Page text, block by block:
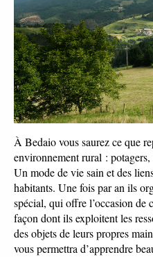
À Bedaio vous saurez ce que
environnement rural : potagers,
Un mode de vie sain et des
habitants. Une fois par an ils
spécial, qui offre l’occasion de
façon dont ils exploitent les
des objets de leurs propres
vous permettra d’apprendre